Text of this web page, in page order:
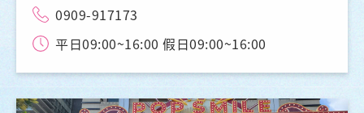
0909-917173
平日09:00~16:00 假日09:00~16:00